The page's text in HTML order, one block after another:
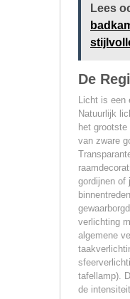
Lees
De
Licht is een
Natuurlijk
het
van zware
gordijnen of
verlichting
algemene
tafellamp).
de